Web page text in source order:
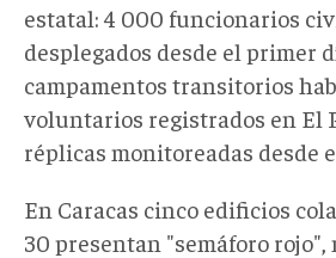
estatal: 4 000 funcionarios
desplegados desde el primer
campamentos transitorios
voluntarios registrados en El
réplicas monitoreadas desde
En Caracas cinco edificios
30 presentan "semáforo